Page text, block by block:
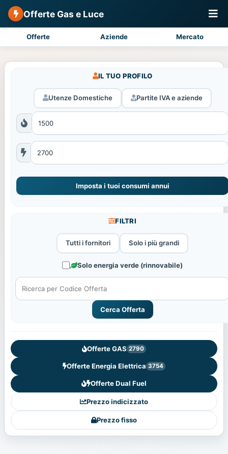
Offerte Gas e Luce
Offerte Aziende Mercato
IL TUO PROFILO
Utenze Domestiche Partite IVA e aziende
Imposta i tuoi consumi annui
FILTRI
Tutti i fornitori Solo i più grandi
Solo energia verde (rinnovabile)
Cerca Offerta
Offerte GAS 2790
Offerte Energia Elettrica 3754
Offerte Dual Fuel
Prezzo indicizzato
Prezzo fisso